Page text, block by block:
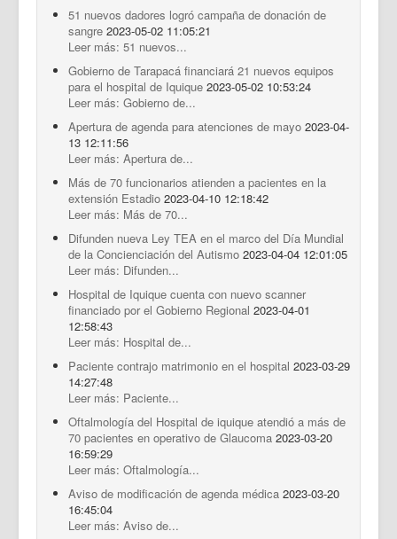
51 nuevos dadores logró campaña de donación de
sangre 2023-05-02 11:05:21
Leer más: 51 nuevos...
Gobierno de Tarapacá financiará 21 nuevos equipos
para el hospital de Iquique 2023-05-02 10:53:24
Leer más: Gobierno de...
Apertura de agenda para atenciones de mayo 2023-04-
13 12:11:56
Leer más: Apertura de...
Más de 70 funcionarios atienden a pacientes en la
extensión Estadio 2023-04-10 12:18:42
Leer más: Más de 70...
Difunden nueva Ley TEA en el marco del Día Mundial
de la Concienciación del Autismo 2023-04-04 12:01:05
Leer más: Difunden...
Hospital de Iquique cuenta con nuevo scanner
financiado por el Gobierno Regional 2023-04-01
12:58:43
Leer más: Hospital de...
Paciente contrajo matrimonio en el hospital 2023-03-29
14:27:48
Leer más: Paciente...
Oftalmología del Hospital de iquique atendió a más de
70 pacientes en operativo de Glaucoma 2023-03-20
16:59:29
Leer más: Oftalmología...
Aviso de modificación de agenda médica 2023-03-20
16:45:04
Leer más: Aviso de...